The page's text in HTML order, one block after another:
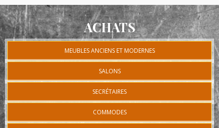
ACHATS
MEUBLES ANCIENS ET MODERNES
SALONS
SECRÉTAIRES
COMMODES